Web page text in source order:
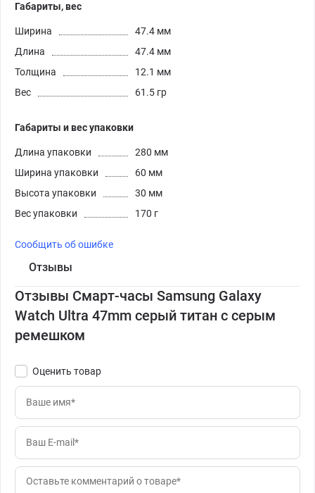
Габариты, вес
Ширина
47.4 мм
Длина
47.4 мм
Толщина
12.1 мм
Вес
61.5 гр
Габариты и вес упаковки
Длина упаковки
280 мм
Ширина упаковки
60 мм
Высота упаковки
30 мм
Вес упаковки
170 г
Сообщить об ошибке
Отзывы
Отзывы Смарт-часы Samsung Galaxy
Watch Ultra 47mm серый титан с серым
ремешком
Оценить товар